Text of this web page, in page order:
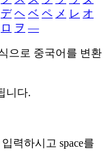
デ ヘ ベ ペ メ レ オ
ロ ヲ ―
으로 중국어를 변환
니다.
입력하시고 space를